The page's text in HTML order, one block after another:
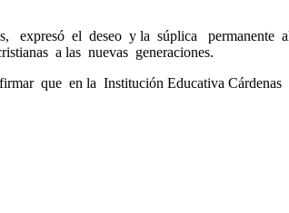
expresó el deseo y la súplica permanente
a las nuevas generaciones.
que en la Institución Educativa